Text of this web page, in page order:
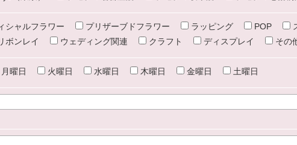
シャルフラワー プリザーブドフラワー ラッピング POP
ボンレイ
ウェディング関連 クラフト ディスプレイ その
月曜日 火曜日 水曜日 木曜日 金曜日 土曜日